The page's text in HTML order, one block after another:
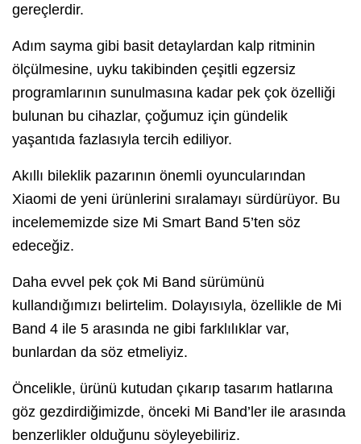
gereçlerdir.
Adım sayma gibi basit detaylardan kalp ritminin
ölçülmesine, uyku takibinden çeşitli egzersiz
programlarının sunulmasına kadar pek çok özelliği
bulunan bu cihazlar, çoğumuz için gündelik
yaşantıda fazlasıyla tercih ediliyor.
Akıllı bileklik pazarının önemli oyuncularından
Xiaomi de yeni ürünlerini sıralamayı sürdürüyor. Bu
incelememizde size Mi Smart Band 5’ten söz
edeceğiz.
Daha evvel pek çok Mi Band sürümünü
kullandığımızı belirtelim. Dolayısıyla, özellikle de Mi
Band 4 ile 5 arasında ne gibi farklılıklar var,
bunlardan da söz etmeliyiz.
Öncelikle, ürünü kutudan çıkarıp tasarım hatlarına
göz gezdirdiğimizde, önceki Mi Band’ler ile arasında
benzerlikler olduğunu söyleyebiliriz.